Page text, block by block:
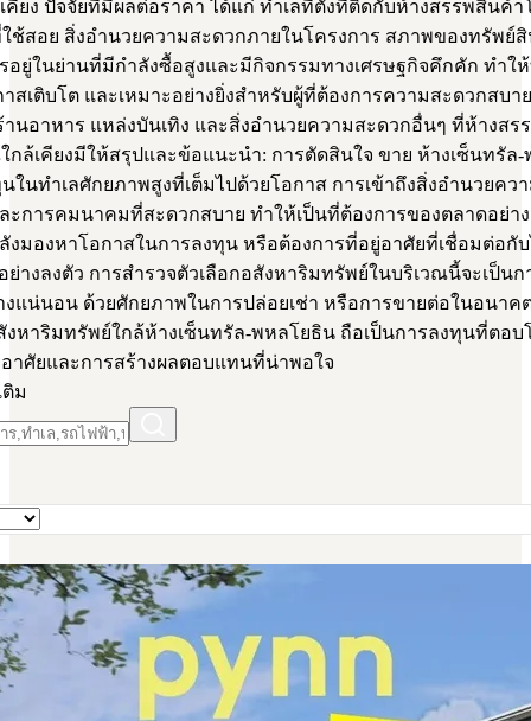
คียง ปัจจัยที่มีผลต่อราคา ได้แก่ ทำเลที่ตั้งที่ติดกับห้างสรรพสินค้า
ช้สอย สิ่งอำนวยความสะดวกภายในโครงการ สภาพของทรัพย์สิ
อยู่ในย่านที่มีกำลังซื้อสูงและมีกิจกรรมทางเศรษฐกิจคึกคัก ทำใ
สเติบโต และเหมาะอย่างยิ่งสำหรับผู้ที่ต้องการความสะดวกสบา
านอาหาร แหล่งบันเทิง และสิ่งอำนวยความสะดวกอื่นๆ ที่ห้างสร
กล้เคียงมีให้สรุปและข้อแนะนำ: การตัดสินใจ ขาย ห้างเซ็นทรัล
ในทำเลศักยภาพสูงที่เต็มไปด้วยโอกาส การเข้าถึงสิ่งอำนวยคว
ะการคมนาคมที่สะดวกสบาย ทำให้เป็นที่ต้องการของตลาดอย่าง
มองหาโอกาสในการลงทุน หรือต้องการที่อยู่อาศัยที่เชื่อมต่อกั
ย่างลงตัว การสำรวจตัวเลือกอสังหาริมทรัพย์ในบริเวณนี้จะเป็น
แน่นอน ด้วยศักยภาพในการปล่อยเช่า หรือการขายต่อในอนาค
หาริมทรัพย์ใกล้ห้างเซ็นทรัล-พหลโยธิน ถือเป็นการลงทุนที่ตอบ
าศัยและการสร้างผลตอบแทนที่น่าพอใจ
ติม